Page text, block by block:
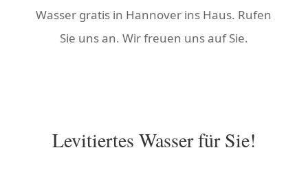
Wasser gratis in Hannover ins Haus. Rufen
Sie uns an. Wir freuen uns auf Sie.
Levitiertes Wasser für Sie!